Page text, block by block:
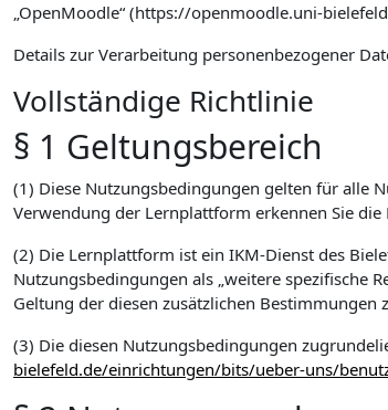
„OpenMoodle“ (https://openmoodle.uni-
Details zur Verarbeitung personenbezogener
Vollständige Richtlinie
§ 1 Geltungsbereich
(1) Diese Nutzungsbedingungen gelten für alle
Verwendung der Lernplattform erkennen Sie
(2) Die Lernplattform ist ein IKM-Dienst des
Nutzungsbedingungen als „weitere spezifische
Geltung der diesen zusätzlichen
(3) Die diesen Nutzungsbedingungen
bielefeld.de/einrichtungen/bits/ueber-uns/